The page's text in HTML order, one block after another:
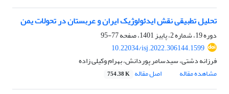
تحلیل تطبیقی نقش ایدئولوژیک ایران و عربستان در تحولات یمن
دوره 19، شماره 2، پاییز 1401، صفحه
77-95
10.22034/isj.2022.306144.1599
فرزانه دشتی، سیدسامر پوردانش، بهرام وکیلی زاده
مشاهده مقاله
اصل مقاله 754.38 K